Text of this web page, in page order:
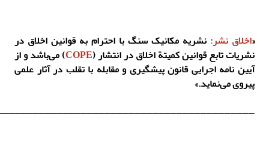
«اخلاق نشر: نشریه مکانیک سنگ با احترام به قوانین اخلاق در
نشریات تابع قوانین کمیتة اخلاق در انتشار (COPE) می‌باشد و از
آیین نامه اجرایی قانون پیشگیری و مقابله با تقلب در آثار علمی
پیروی می‌نماید.»